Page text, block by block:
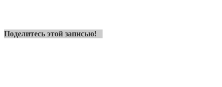
Поделитесь этой записью!